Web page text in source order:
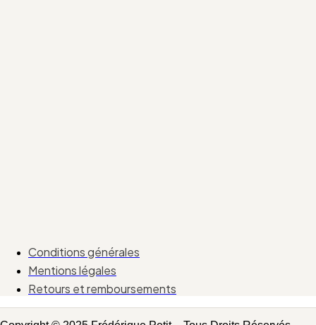
Conditions générales
Mentions légales
Retours et remboursements